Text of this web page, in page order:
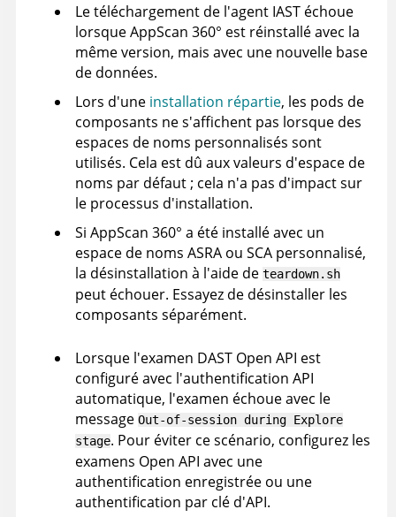
Le téléchargement de l'agent IAST échoue
lorsqueAppScan 360° est réinstallé avec la
même version, mais avec une nouvelle base
de données.
Lors d'une installation répartie, les pods de
composants ne s'affichent pas lorsque des
espaces de noms personnalisés sont
utilisés. Cela est dû aux valeurs d'espace de
noms par défaut ; cela n'a pas d'impact sur
le processus d'installation.
Si AppScan 360° a été installé avec un
espace de noms ASRA ou SCA personnalisé,
la désinstallation à l'aide de teardown.sh
peut échouer. Essayez de désinstaller les
composants séparément.
Lorsque l'examen DAST Open API est
configuré avec l'authentification API
automatique, l'examen échoue avec le
message Out-of-session during Explore
stage. Pour éviter ce scénario, configurez les
examens Open API avec une
authentification enregistrée ou une
authentification par clé d'API.